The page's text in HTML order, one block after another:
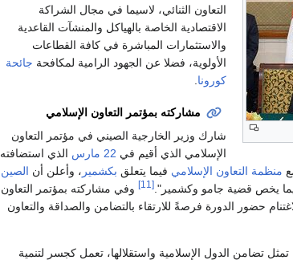
التعاون الثنائي، لاسيما في مجال الشراكة
الاقتصادية الخاصة بالهياكل والمنشآت القاعدية
والاستثمارات المباشرة في كافة القطاعات
الأولوية، فضلا عن الجهود الرامية لمكافحة جائحة
كورونا
مشاركته بمؤتمر التعاون الإسلامي
شارك وزير الخارجية الصيني في مؤتمر التعاون
الإسلامي الذي أقيم في 22 مارس
الذي استضافته
منظمة التعاون الإسلامي فيما يتعلق بكشمير ، وأعلن أن الصين
يخص قضية جامو وكشمير". [11]
وفي مشاركته بمؤتمر التعاون
حضور الدورة فرصةً للارتقاء بالتضامن والصداقة والتعاون
تمثل تضامن الدول الإسلامية واستقلالها، تعمل كجسر لتنمية